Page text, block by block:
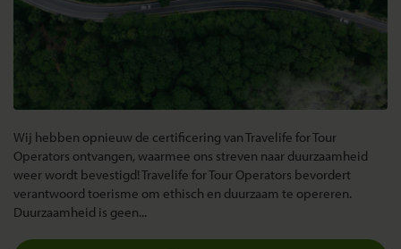
Wij hebben opnieuw de certificering van Travelife for Tour
Operators ontvangen, waarmee ons streven naar duurzaamheid
weer wordt bevestigd!Travelife for Tour Operators bevordert
verantwoord toerisme om ethisch en duurzaam te opereren.
Duurzaamheid is geen...